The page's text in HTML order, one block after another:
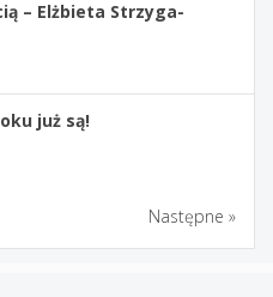
– Elżbieta Strzyga-
już są!
Następne »